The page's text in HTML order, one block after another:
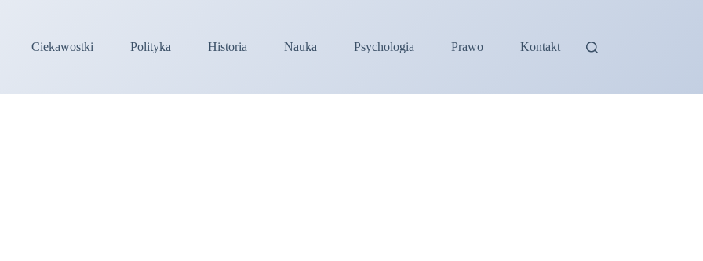
Ciekawostki
Polityka Historia Nauka Psychologia Prawo Kontakt